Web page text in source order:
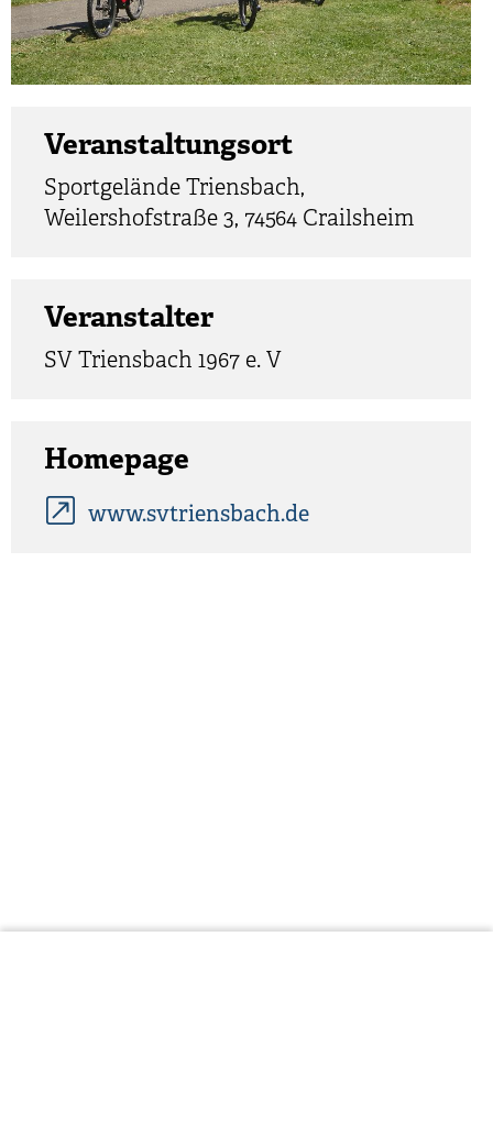
Veranstaltungsort
Sportgelände Triensbach,
Weilershofstraße 3, 74564 Crailsheim
Veranstalter
SV Triensbach 1967 e. V
Homepage
www.svtriensbach.de